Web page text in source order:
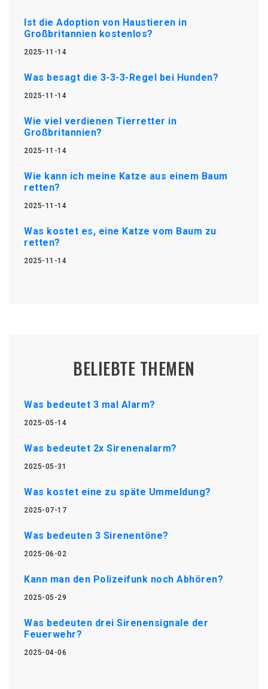
Ist die Adoption von Haustieren in
Großbritannien kostenlos?
2025-11-14
Was besagt die 3-3-3-Regel bei Hunden?
2025-11-14
Wie viel verdienen Tierretter in
Großbritannien?
2025-11-14
Wie kann ich meine Katze aus einem Baum
retten?
2025-11-14
Was kostet es, eine Katze vom Baum zu
retten?
2025-11-14
BELIEBTE THEMEN
Was bedeutet 3 mal Alarm?
2025-05-14
Was bedeutet 2x Sirenenalarm?
2025-05-31
Was kostet eine zu späte Ummeldung?
2025-07-17
Was bedeuten 3 Sirenentöne?
2025-06-02
Kann man den Polizeifunk noch Abhören?
2025-05-29
Was bedeuten drei Sirenensignale der
Feuerwehr?
2025-04-06